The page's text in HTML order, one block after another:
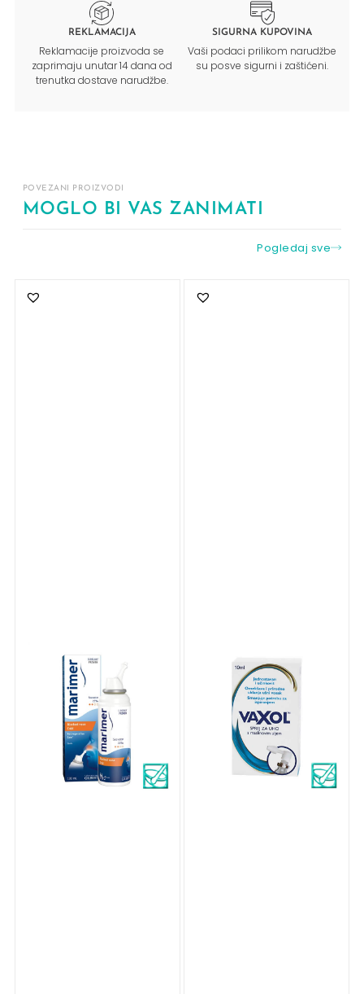
REKLAMACIJA
Reklamacije proizvoda se
zaprimaju unutar 14 dana od
trenutka dostave narudžbe.
SIGURNA KUPOVINA
Vaši podaci prilikom narudžbe
su posve sigurni i zaštićeni.
POVEZANI PROIZVODI
MOGLO BI VAS ZANIMATI
Pogledaj sve